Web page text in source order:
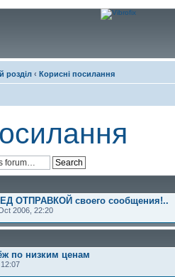
розділ ‹ Корисні посилання
ОТПРАВКОЙ своего сообщения!..
2006, 22:20
по низким ценам